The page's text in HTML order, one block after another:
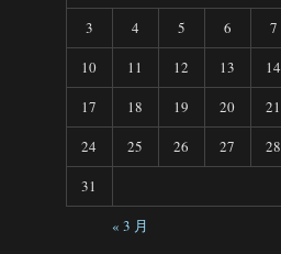
3
4 5 6 7
10
11 12 13 14
17
18 19 20 21
24
25 26 27 28
31
« 3 月